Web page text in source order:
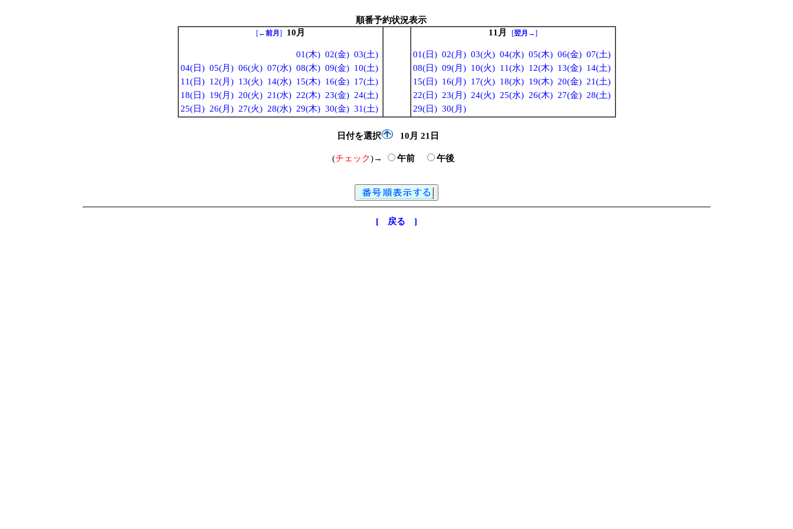
順番予約状況表示
[←前月 ] 10月
01(木) 02(金) 03(土)
04(日) 05(月) 06(火) 07(水) 08(木) 09(金) 10(土)
11(日) 12(月) 13(火) 14(水) 15(木) 16(金) 17(土)
18(日) 19(月) 20(火) 21(水) 22(木) 23(金) 24(土)
25(日) 26(月) 27(火) 28(水) 29(木) 30(金) 31(土)
11月 [翌月→]
01(日) 02(月) 03(火) 04(水) 05(木) 06(金) 07(土)
08(日) 09(月) 10(火) 11(水) 12(木) 13(金) 14(土)
15(日) 16(月) 17(火) 18(水) 19(木) 20(金) 21(土)
22(日) 23(月) 24(火) 25(水) 26(木) 27(金) 28(土)
29(日) 30(月)
日付を選択 10月 21日
(チェック)→ 午前 午後
[ 戻る ]